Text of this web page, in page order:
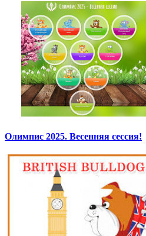
Олимпис 2025. Весенняя сессия!